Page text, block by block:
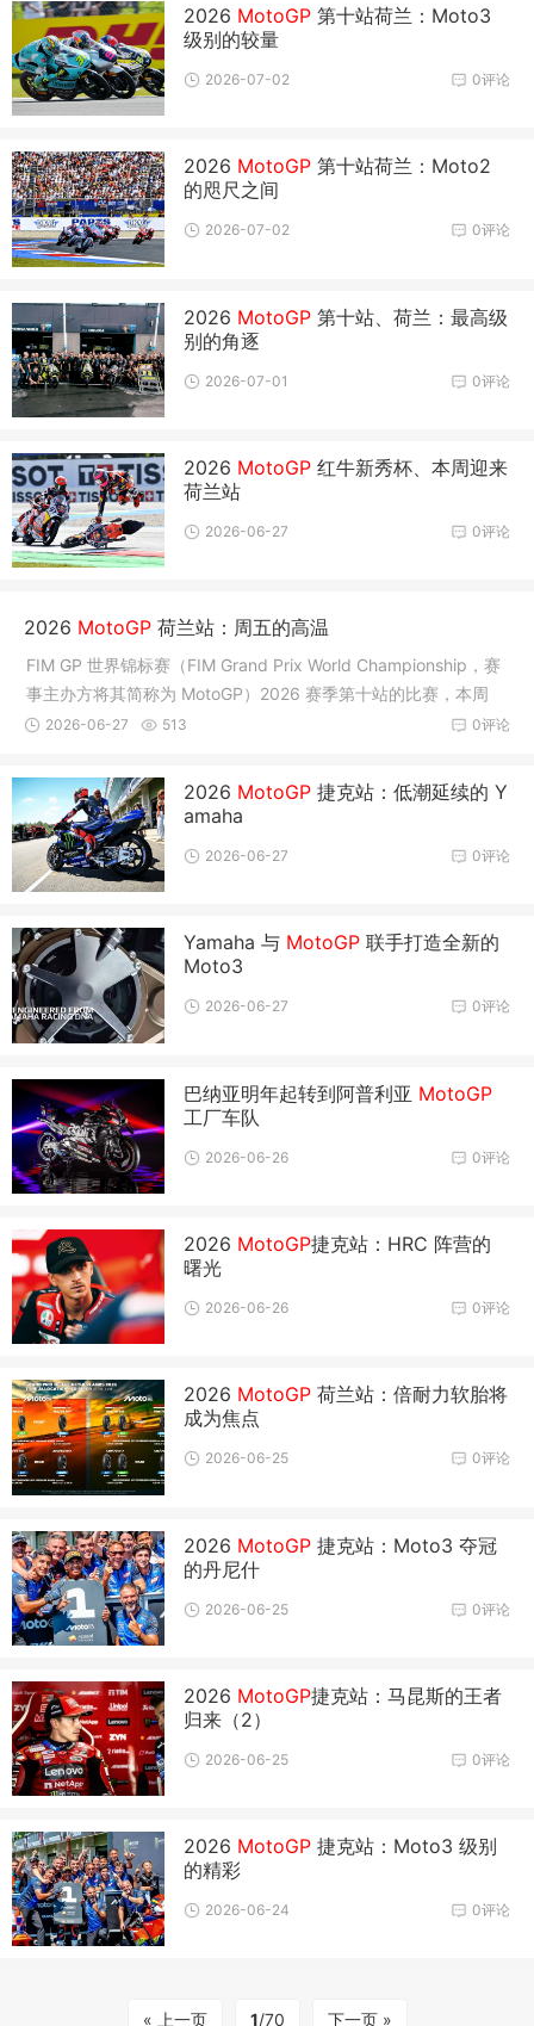
2026 MotoGP 第十站荷兰：Moto3
级别的较量
0评论
2026-07-02
2026 MotoGP 第十站荷兰：Moto2
的咫尺之间
0评论
2026-07-02
2026 MotoGP 第十站、荷兰：最高级
别的角逐
0评论
2026-07-01
2026 MotoGP 红牛新秀杯、本周迎来
荷兰站
0评论
2026-06-27
2026 MotoGP 荷兰站：周五的高温
FIM GP 世界锦标赛（FIM Grand Prix World Championship，赛
事主办方将其简称为 MotoGP）2026 赛季第十站的比赛，本周
（六月 26
0评论
2026-06-27 513
2026 MotoGP 捷克站：低潮延续的 Y
amaha
0评论
2026-06-27
Yamaha 与 MotoGP 联手打造全新的
Moto3
0评论
2026-06-27
巴纳亚明年起转到阿普利亚 MotoGP
工厂车队
0评论
2026-06-26
2026 MotoGP捷克站：HRC 阵营的
曙光
0评论
2026-06-26
2026 MotoGP 荷兰站：倍耐力软胎将
成为焦点
0评论
2026-06-25
2026 MotoGP 捷克站：Moto3 夺冠
的丹尼什
0评论
2026-06-25
2026 MotoGP捷克站：马昆斯的王者
归来（2）
0评论
2026-06-25
2026 MotoGP 捷克站：Moto3 级别
的精彩
0评论
2026-06-24
« 上一页 1/70 下一页 »